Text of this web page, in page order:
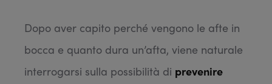
Dopo aver capito perché vengono le afte in
bocca e quanto dura un’afta, viene naturale
interrogarsi sulla possibilità di prevenire